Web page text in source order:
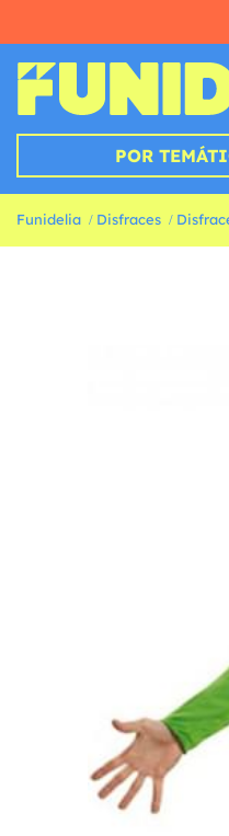
POR
Funidelia Disfraces